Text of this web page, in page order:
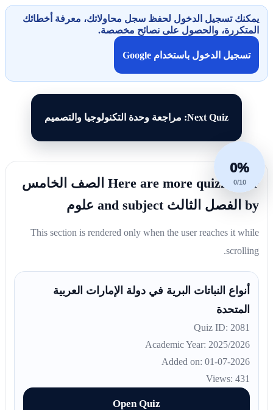
يمكنك تسجيل الدخول لحفظ سجل محاولاتك، معرفة أخطائك
المتكررة، والحصول على نصائح مخصصة.
تسجيل الدخول باستخدام Google
Next Quiz: مراجعة وحدة التكنولوجيا والتصميم
0%
0/10
Here are more quizzes for الصف الخامس
by الفصل الثالث and subject علوم
This section is rendered only when the user reaches it while
scrolling.
أنواع النباتات البرية في دولة الإمارات العربية
المتحدة
Quiz ID: 2081
Academic Year: 2025/2026
Added on: 01-07-2026
Views: 431
Open Quiz